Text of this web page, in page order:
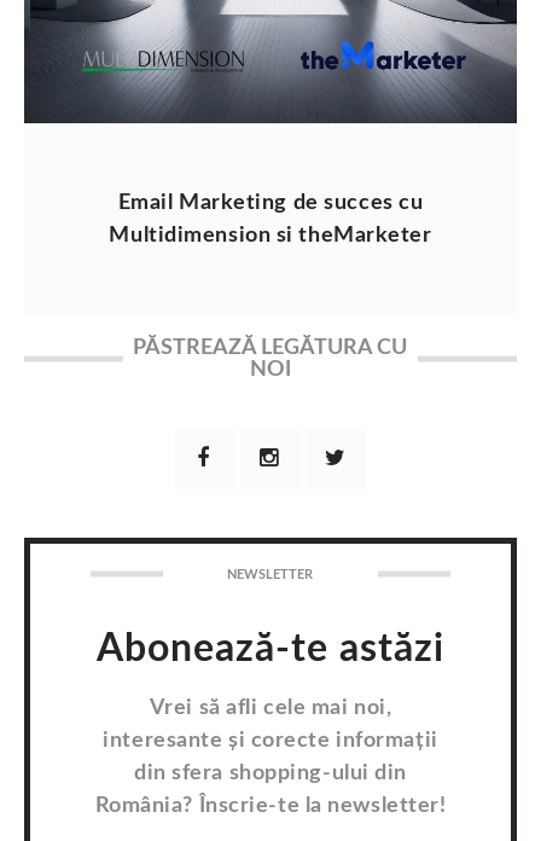
Email Marketing de succes cu
Multidimension si theMarketer
PĂSTREAZĂ LEGĂTURA CU
NOI
NEWSLETTER
Abonează-te astăzi
Vrei să afli cele mai noi,
interesante și corecte informații
din sfera shopping-ului din
România? Înscrie-te la newsletter!